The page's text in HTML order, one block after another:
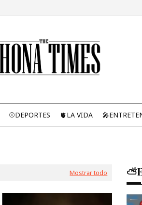
⚾DEPORTES 🫀LA VIDA
Mostrar todo